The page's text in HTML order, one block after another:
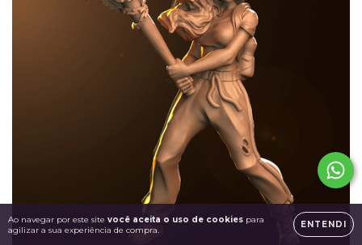
Ao navegar por este site você aceita o uso de cookies para
agilizar a sua experiência de compra.
ENTENDI